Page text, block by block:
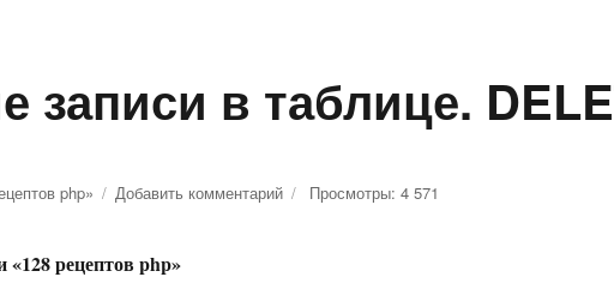
записи в таблице.
php» Добавить комментарий Просмотры: 4 571
рецептов php»